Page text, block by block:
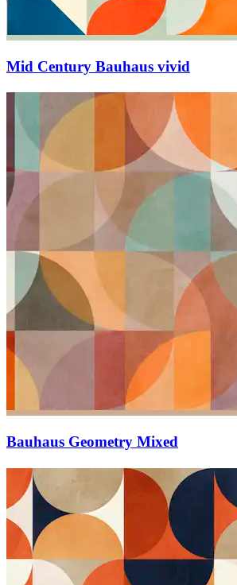
Mid Century Bauhaus vivid
Bauhaus Geometry Mixed